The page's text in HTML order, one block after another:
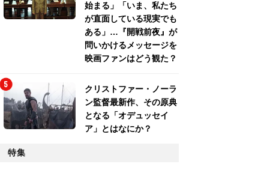
始まる」「いま、私たち
が直面している現実でも
ある」…『開戦前夜』が
問いかけるメッセージを
映画ファンはどう観た？
クリストファー・ノーラ
ン監督最新作、その原典
となる「オデュッセイ
ア」とはなにか？
特集